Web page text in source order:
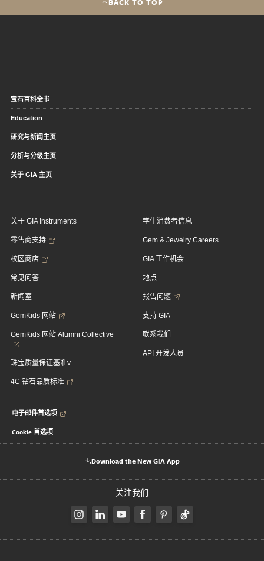
宝石百科全书
Education
研究与新闻主页
分析与分级主页
关于 GIA 主页
关于 GIA Instruments
零售商支持
校区商店
常见问答
新闻室
GemKids 网站
GemKids 网站 Alumni Collective
珠宝质量保证基准v
4C 钻石品质标准
学生消费者信息
Gem & Jewelry Careers
GIA 工作机会
地点
报告问题
支持 GIA
联系我们
API 开发人员
电子邮件首选项
Cookie 首选项
Download the New GIA App
关注我们